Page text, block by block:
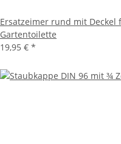
Ersatzeimer rund mit Deckel
Gartentoilette
19,95 € *